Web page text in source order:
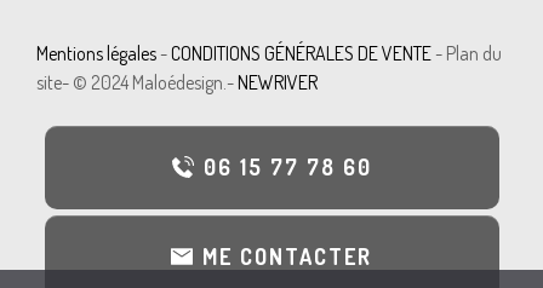
Mentions légales-CONDITIONS GÉNÉRALES DE VENTE- Plan du
site- © 2024 Maloédesign.-NEWRIVER
06 15 77 78 60
ME CONTACTER